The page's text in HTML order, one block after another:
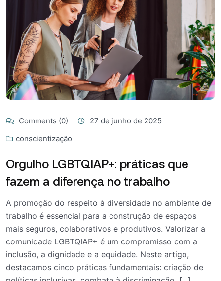
Comments (0)
27 de junho de 2025
conscientização
Orgulho LGBTQIAP+: práticas que
fazem a diferença no trabalho
A promoção do respeito à diversidade no ambiente de
trabalho é essencial para a construção de espaços
mais seguros, colaborativos e produtivos. Valorizar a
comunidade LGBTQIAP+ é um compromisso com a
inclusão, a dignidade e a equidade. Neste artigo,
destacamos cinco práticas fundamentais: criação de